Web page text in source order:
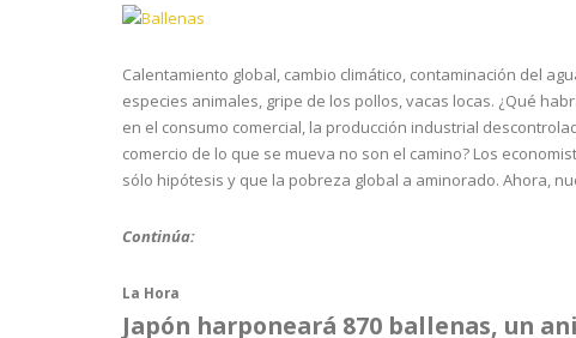
Calentamiento global, cambio climático, contaminación del
especies animales, gripe de los pollos, vacas locas. ¿Qué
en el consumo comercial, la producción industrial
comercio de lo que se mueva no son el camino? Los
sólo hipótesis y que la pobreza global a aminorado. Ahora,
Continúa:
La Hora
Japón harponeará 870 ballenas, un